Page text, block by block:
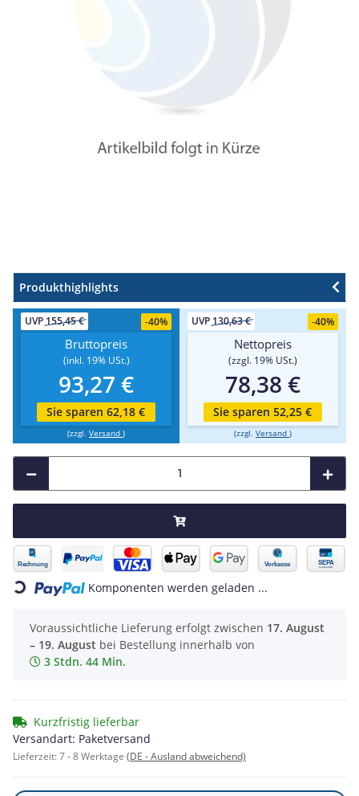
Produkthighlights
UVP 155,45 € -40%
Bruttopreis
(inkl. 19% USt.)
93,27 €
Sie sparen 62,18 €
(zzgl. Versand )
UVP 130,63 € -40%
Nettopreis
(zzgl. 19% USt.)
78,38 €
Sie sparen 52,25 €
(zzgl. Versand )
Loading... Komponenten werden geladen ...
Voraussichtliche Lieferung erfolgt zwischen 17. August
– 19. August bei Bestellung innerhalb von
3 Stdn. 44 Min.
Kurzfristig lieferbar
Versandart: Paketversand
Lieferzeit:7 - 8 Werktage (DE - Ausland abweichend)